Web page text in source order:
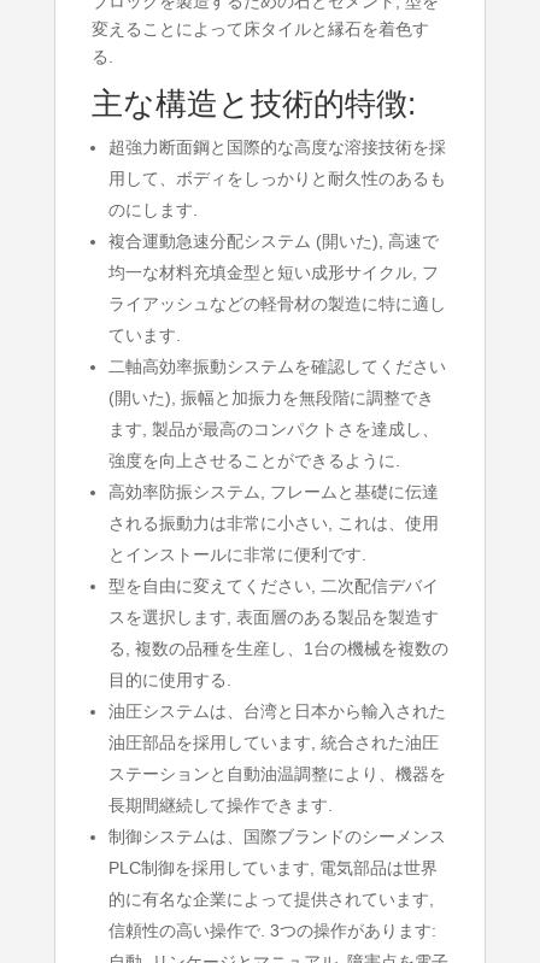
変えることによって床タイルと縁石を着色す
る.
主な構造と技術的特徴:
超強力断面鋼と国際的な高度な溶接技術を採
用して、ボディをしっかりと耐久性のあるも
のにします.
複合運動急速分配システム (開いた), 高速で
均一な材料充填金型と短い成形サイクル, フ
ライアッシュなどの軽骨材の製造に特に適し
ています.
二軸高効率振動システムを確認してください
(開いた), 振幅と加振力を無段階に調整でき
ます, 製品が最高のコンパクトさを達成し、
強度を向上させることができるように.
高効率防振システム, フレームと基礎に伝達
される振動力は非常に小さい, これは、使用
とインストールに非常に便利です.
型を自由に変えてください, 二次配信デバイ
スを選択します, 表面層のある製品を製造す
る, 複数の品種を生産し、1台の機械を複数の
目的に使用する.
油圧システムは、台湾と日本から輸入された
油圧部品を採用しています, 統合された油圧
ステーションと自動油温調整により、機器を
長期間継続して操作できます.
制御システムは、国際ブランドのシーメンス
PLC制御を採用しています, 電気部品は世界
的に有名な企業によって提供されています,
信頼性の高い操作で. 3つの操作があります: